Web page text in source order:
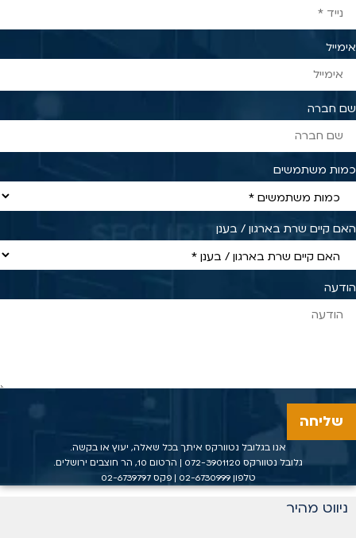
אימייל
שם חברה
כמות משתמשים
האם קיים שרת בארגון / בענן
הודעה
שליחה
אנו בגלובל נטוורקס איתך בכל שאלה, יעוץ או בקשה.
גלובל נטוורקס 072-3901120 | הרטום 10, הר חוצבים ירושלים.
טלפון02-6730999 | פקס 02-6739797
ניווט מהיר